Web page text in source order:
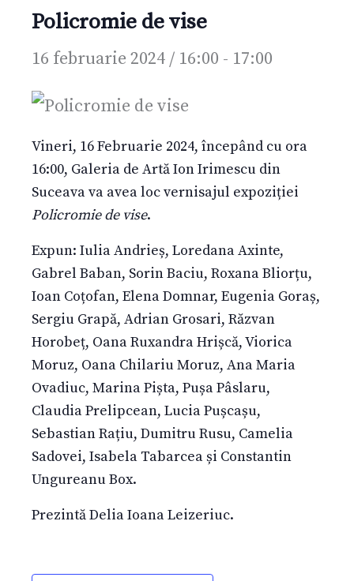
Policromie de vise
16 februarie 2024 / 16:00 - 17:00
Vineri, 16 Februarie 2024, începând cu ora
16:00, Galeria de Artă Ion Irimescu din
Suceava va avea loc vernisajul expoziției
Policromie de vise.
Expun: Iulia Andrieș, Loredana Axinte,
Gabrel Baban, Sorin Baciu, Roxana Bliorțu,
Ioan Coțofan, Elena Domnar, Eugenia Goraș,
Sergiu Grapă, Adrian Grosari, Răzvan
Horobeț, Oana Ruxandra Hrișcă, Viorica
Moruz, Oana Chilariu Moruz, Ana Maria
Ovadiuc, Marina Pișta, Pușa Pâslaru,
Claudia Prelipcean, Lucia Pușcașu,
Sebastian Rațiu, Dumitru Rusu, Camelia
Sadovei, Isabela Tabarcea și Constantin
Ungureanu Box.
Prezintă Delia Ioana Leizeriuc.